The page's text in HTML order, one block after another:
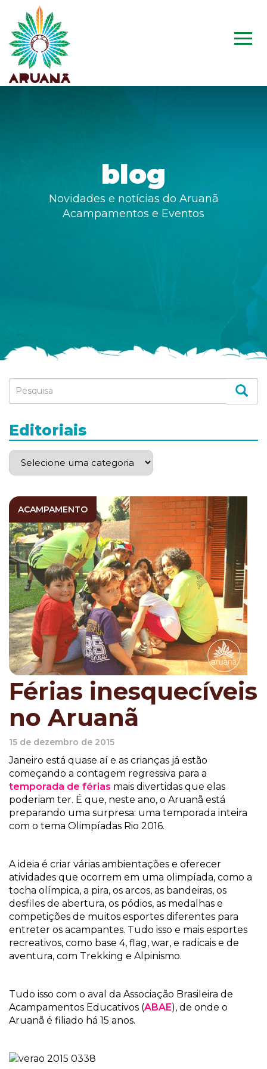
blog
Novidades e notícias do Aruanã
Acampamentos e Eventos
ACAMPAMENTO
Férias inesquecíveis
no Aruanã
15 de dezembro de 2015
Janeiro está quase aí e as crianças já estão
começando a contagem regressiva para a
temporada de férias mais divertidas que elas
poderiam ter. É que, neste ano, o Aruanã está
preparando uma surpresa: uma temporada inteira
com o tema Olimpíadas Rio 2016.
A ideia é criar várias ambientações e oferecer
atividades que ocorrem em uma olimpíada, como a
tocha olímpica, a pira, os arcos, as bandeiras, os
desfiles de abertura, os pódios, as medalhas e
competições de muitos esportes diferentes para
entreter os acampantes. Tudo isso e mais esportes
recreativos, como base 4, flag, war, e radicais e de
aventura, com Trekking e Alpinismo.
Tudo isso com o aval da Associação Brasileira de
Acampamentos Educativos (ABAE), de onde o
Aruanã é filiado há 15 anos.
Editoriais